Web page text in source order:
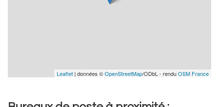
Leaflet | données ©OpenStreetMap/ODbL - renduOSM France